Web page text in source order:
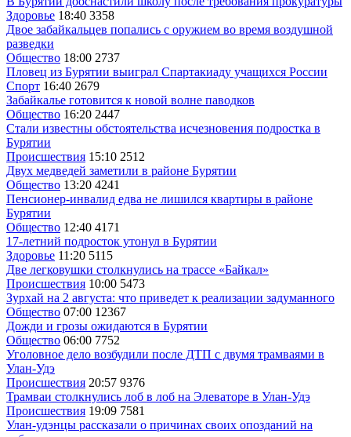
Здоровье 18:40 3358
Двое забайкальцев попались с оружием во время воздушной
разведки
Общество 18:00 2737
Пловец из Бурятии выиграл Спартакиаду учащихся России
Спорт 16:40 2679
Забайкалье готовится к новой волне паводков
Общество 16:20 2447
Стали известны обстоятельства исчезновения подростка в
Бурятии
Происшествия 15:10 2512
Двух медведей заметили в районе Бурятии
Общество 13:20 4241
Пенсионер-инвалид едва не лишился квартиры в районе
Бурятии
Общество 12:40 4171
17-летний подросток утонул в Бурятии
Здоровье 11:20 5115
Две легковушки столкнулись на трассе «Байкал»
Происшествия 10:00 5473
Зурхай на 2 августа: что приведет к реализации задуманного
Общество 07:00 12367
Дожди и грозы ожидаются в Бурятии
Общество 06:00 7752
Уголовное дело возбудили после ДТП с двумя трамваями в
Улан-Удэ
Происшествия 20:57 9376
Трамваи столкнулись лоб в лоб на Элеваторе в Улан-Удэ
Происшествия 19:09 7581
Улан-удэнцы рассказали о причинах своих опозданий на